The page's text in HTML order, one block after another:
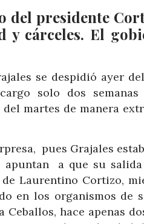
del presidente
y cárceles. El
se despidió ayer
solo dos semanas
martes de manera
pues Grajales
apuntan a que su
Laurentino Cortizo,
en los organismos de
hace apenas